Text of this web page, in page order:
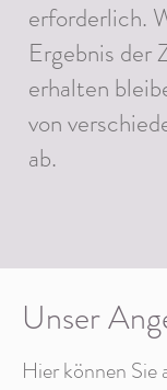
erforderlich.
Ergebnis der
erhalten
von
ab.
Unser
Hier können Sie